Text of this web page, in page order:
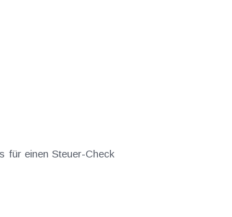
für einen Steuer-Check